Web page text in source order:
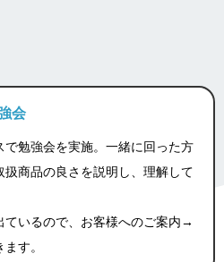
会
で勉強会を実施。⼀緒に回った⽅
商品の良さを説明し、理解して
ているので、お客様へのご案内→
す。